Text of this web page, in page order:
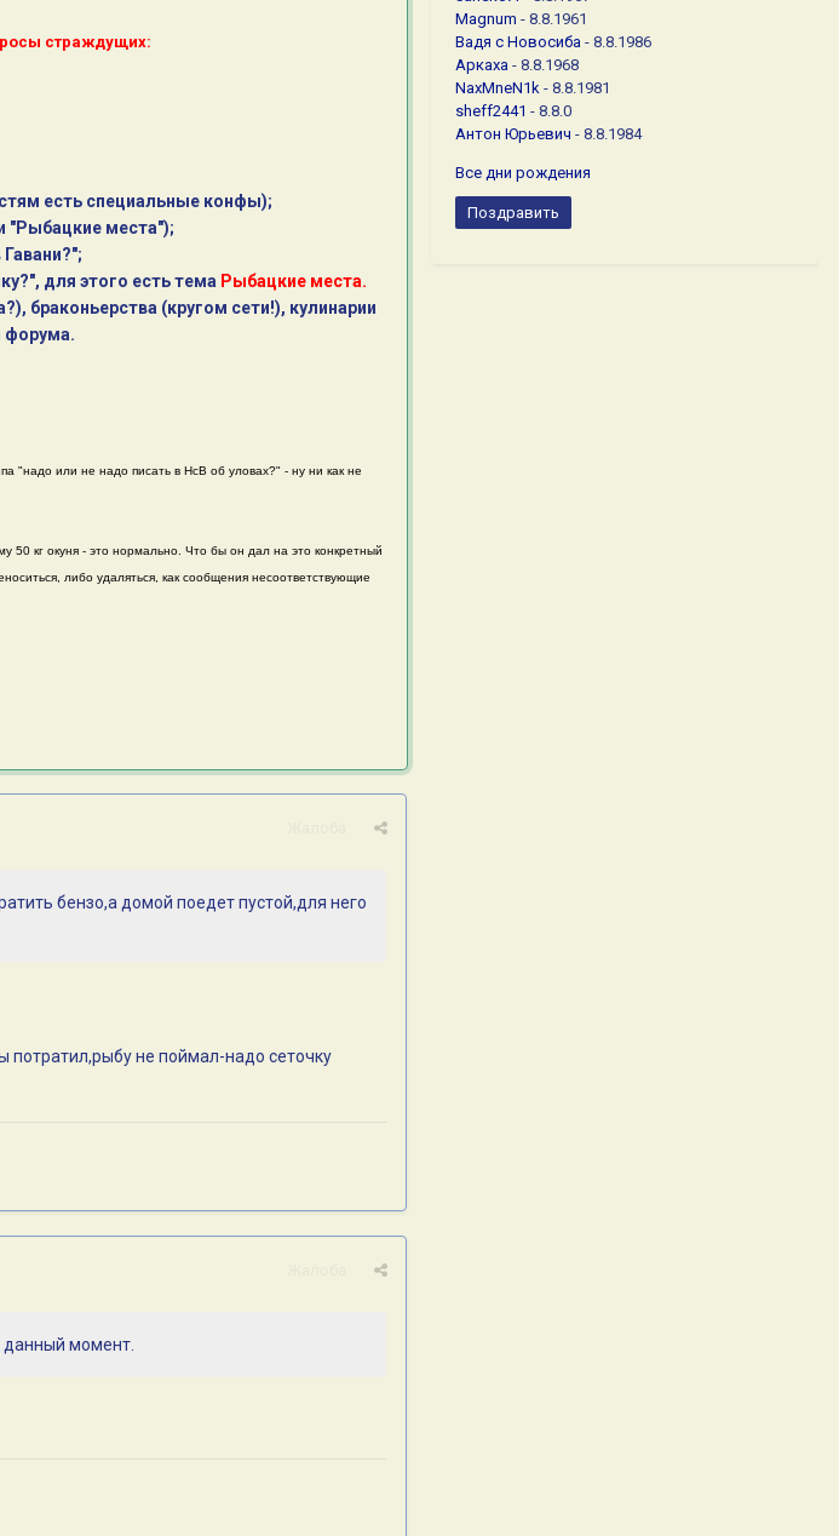
страждущих:
есть специальные конфы);
"Рыбацкие места");
для этого есть тема Рыбацкие места.
браконьерства (кругом сети!), кулинарии
форума.
"надо или не надо писать в НсВ об уловах?" - ну ни как не
50 кг окуня - это нормально. Что бы он дал на это конкретный
либо удаляться, как сообщения несоответствующие
бензо,а домой поедет пустой,для него
потратил,рыбу не поймал-надо сеточку
данный момент.
Magnum - 8.8.1961
Вадя с Новосиба - 8.8.1986
Аркаха - 8.8.1968
NaxMneN1k - 8.8.1981
sheff2441 - 8.8.0
Антон Юрьевич - 8.8.1984
Все дни рождения
Поздравить